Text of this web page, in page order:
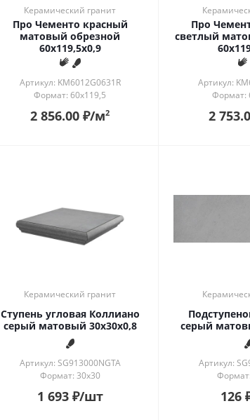
Керамический гранит
Про Чементо красный
матовый обрезной
60x119,5x0,9
Артикул: KM6012G0631R
Формат: 60x119,5
2 856.00 ₽/м2
Про
светлый
Артикул:
Формат:
2
Керамический гранит
Ступень угловая Коллиано
серый матовый 30x30x0,8
Артикул: SG913000NGTA
Формат: 30x30
1 693₽/шт
серый
Артикул:
126